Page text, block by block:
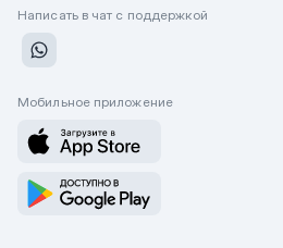
Написать в чат с поддержкой
Мобильное приложение